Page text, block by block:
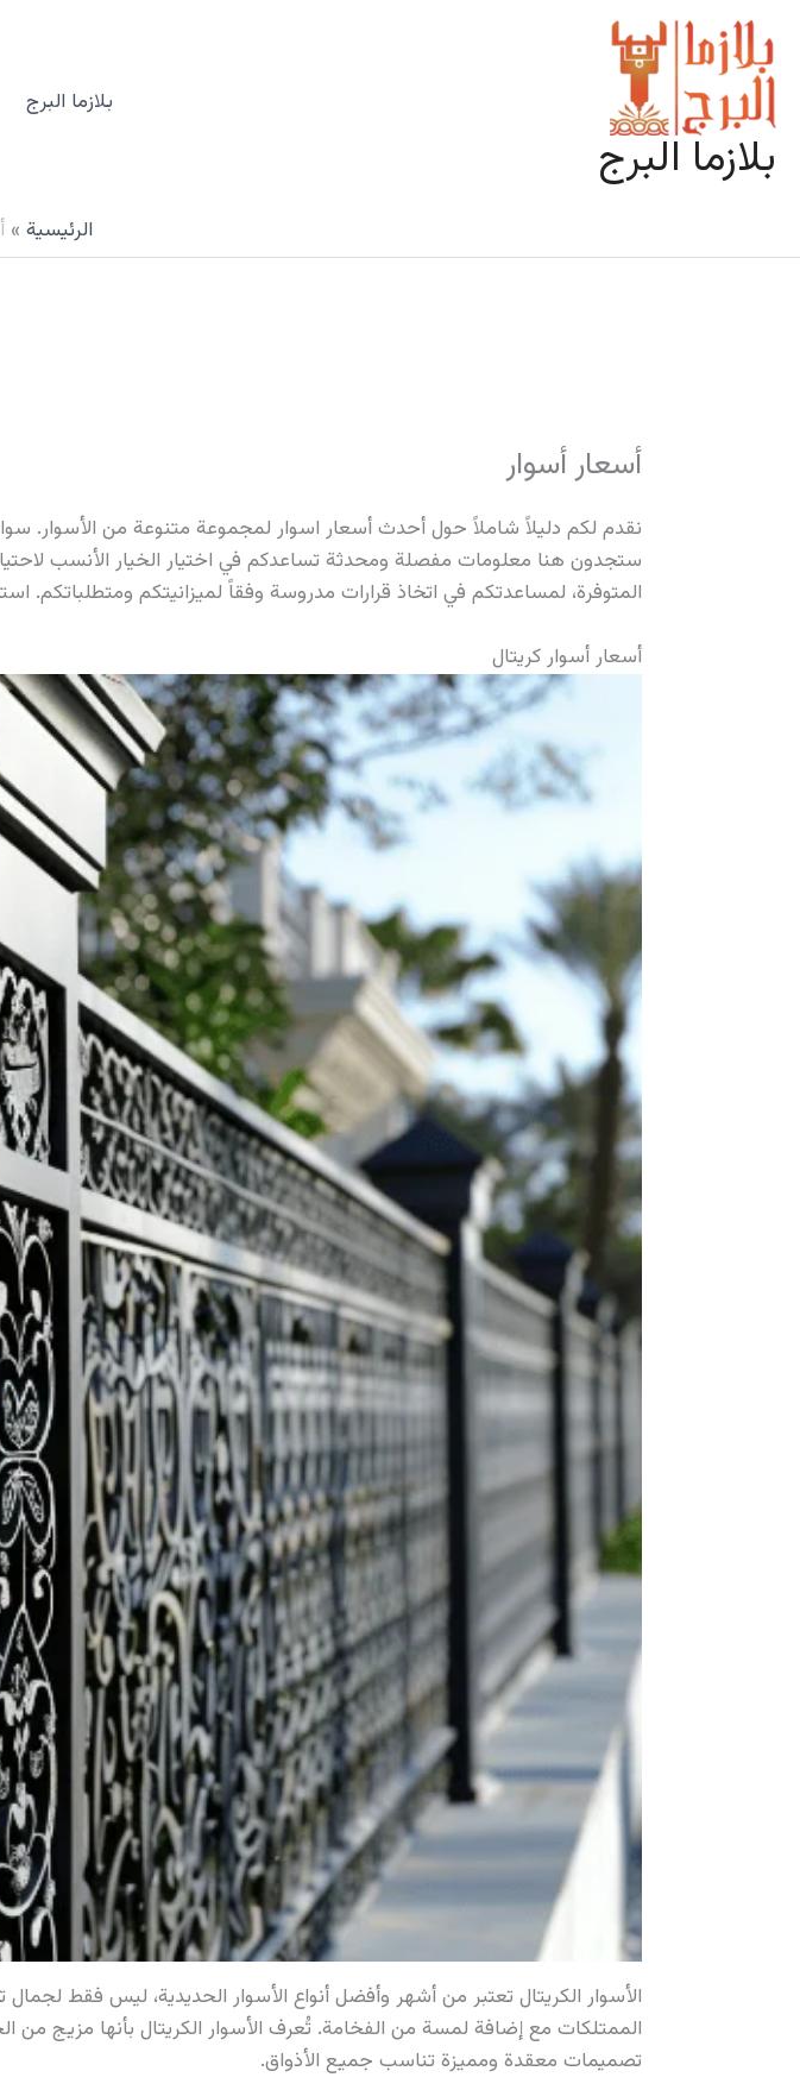
المحتوى
بلازما البرج
بلازما البرج
الرئيسية
أسعار أسوار
نقدم لكم دليلاً شاملاً حول أحدث أسعار اسوار لمجموعة متنوعة من الأسوار. سواء
ستجدون هنا معلومات مفصلة ومحدثة تساعدكم في اختيار الخيار الأنسب
المتوفرة، لمساعدتكم في اتخاذ قرارات مدروسة وفقاً لميزانيتكم ومتطلباتكم.
أسعار أسوار كريتال
الأسوار الكريتال تعتبر من أشهر وأفضل أنواع الأسوار الحديدية، ليس فقط لجمال
الممتلكات مع إضافة لمسة من الفخامة. تُعرف الأسوار الكريتال بأنها مزيج
تصميمات معقدة ومميزة تناسب جميع الأذواق.